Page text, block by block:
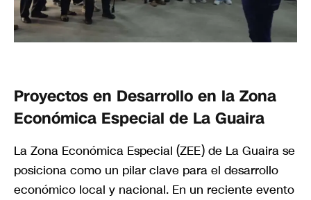
Proyectos en Desarrollo en la Zona
Económica Especial de La Guaira
La Zona Económica Especial (ZEE) de La Guaira se
posiciona como un pilar clave para el desarrollo
económico local y nacional. En un reciente evento